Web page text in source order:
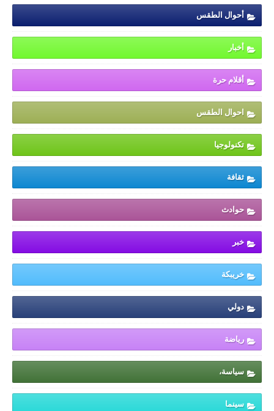
أحوال الطقس
أخبار
أقلام حرة
احوال الطقس
تكنولوجيا
ثقافة
حوادث
خبر
خريبكة
دولي
رياضة
سياسة،
سينما